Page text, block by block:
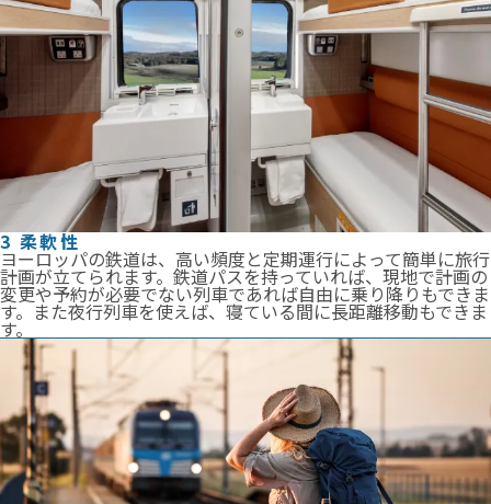
3 柔軟性
ヨーロッパの鉄道は、高い頻度と定期運行によって簡単に旅行
計画が立てられます。鉄道パスを持っていれば、現地で計画の
変更や予約が必要でない列車であれば自由に乗り降りもできま
す。また夜行列車を使えば、寝ている間に長距離移動もできま
す。